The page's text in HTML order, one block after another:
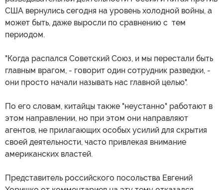
США вернулись сегодня на уровень холодной войны, а
может быть, даже выросли по сравнению с тем
периодом.
"Когда распался Советский Союз, и мы перестали быть
главным врагом, - говорит один сотрудник разведки, -
они просто начали называть нас главной целью".
По его словам, китайцы также "неустанно" работают в
этом направлении, но при этом они направляют
агентов, не прилагающих особых усилий для скрытия
своей деятельности, часто привлекая внимание
американских властей.
Представитель российского посольства Евгений